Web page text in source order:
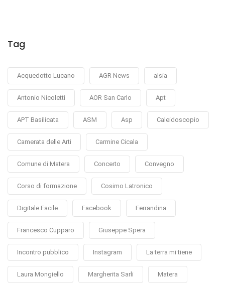
Tag
Acquedotto Lucano AGR News alsia
Antonio Nicoletti AOR San Carlo Apt
APT Basilicata ASM Asp Caleidoscopio
Camerata delle Arti Carmine Cicala
Comune di Matera Concerto Convegno
Corso di formazione Cosimo Latronico
Digitale Facile Facebook Ferrandina
Francesco Cupparo Giuseppe Spera
Incontro pubblico Instagram La terra mi tiene
Laura Mongiello Margherita Sarli Matera